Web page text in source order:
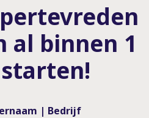
al binnen 1
| Bedrijf